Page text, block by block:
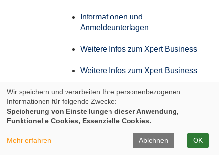
Informationen und
Anmeldeunterlagen
Weitere Infos zum Xpert Business
Weitere Infos zum Xpert Business
Weitere Infos zum Xpert Business
Weitere Infos zum Xpert Business
Infos zum Aufstiegs-BAföG
Wir speichern und verarbeiten Ihre personenbezogenen
Informationen für folgende Zwecke:
Speicherung von Einstellungen dieser Anwendung,
Funktionelle Cookies, Essenzielle Cookies.
Mehr erfahren Ablehnen OK